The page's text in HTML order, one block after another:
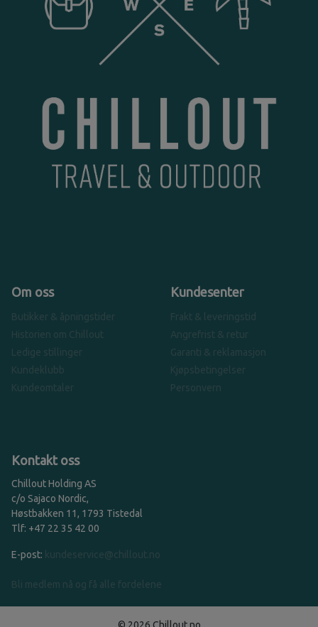
Om oss
Butikker & åpningstider
Historien om Chillout
Ledige stillinger
Kundeklubb
Kundeomtaler
Kundesenter
Frakt & leveringstid
Angrefrist & retur
Garanti & reklamasjon
Kjøpsbetingelser
Personvern
Kontakt oss
Chillout Holding AS
c/o Sajaco Nordic,
Høstbakken 11, 1793 Tistedal
Tlf: +47 22 35 42 00
E-post: kundeservice@chillout.no
Bli medlem nå og få alle fordelene